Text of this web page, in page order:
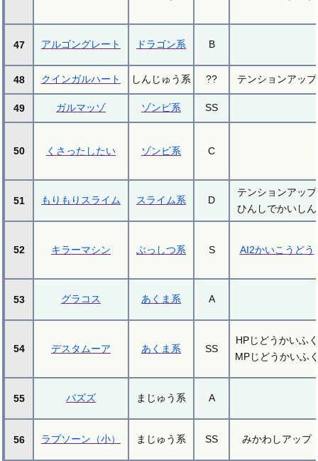
47 アルゴングレート ドラゴン系 B
48 クインガルハート しんじゅう系 ?? テンションアップ
49 ガルマッゾ ゾンビ系 SS
50 くさったしたい ゾンビ系 C
51 もりもりスライム スライム系 D
テンションアップ
ひんしでかいしん
52 キラーマシン ぶっしつ系 S AI2かいこうどう
53 グラコス あくま系 A
54 デスタムーア あくま系 SS
HPじどうかいふく
MPじどうかいふ
55 バズズ まじゅう系 A
56 ラプソーン（小） まじゅう系 SS みかわしアップ